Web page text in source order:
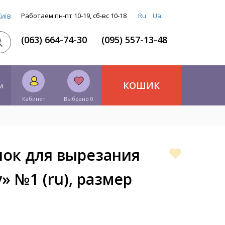
Работаем пн-пт 10-19, сб-вс 10-18 Ru Ua
(063) 664-74-30 (095) 557-13-48
Кабинет Выбрано 0
КОШИК
для вырезания
№1 (ru), размер